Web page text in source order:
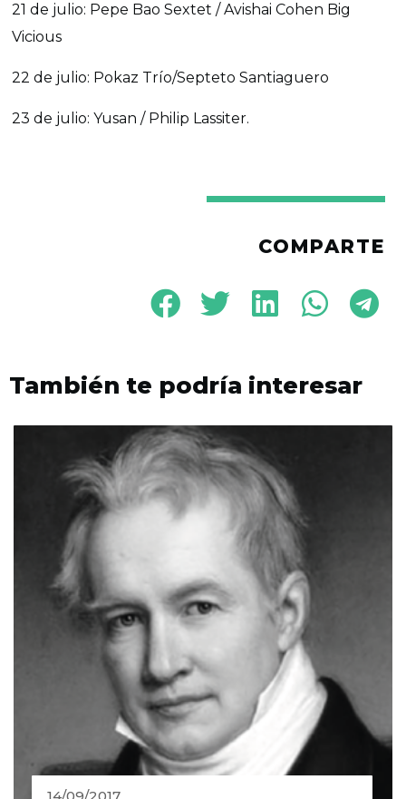
21 de julio: Pepe Bao Sextet / Avishai Cohen Big
Vicious
22 de julio: Pokaz Trío/Septeto Santiaguero
23 de julio: Yusan / Philip Lassiter.
COMPARTE
También te podría interesar